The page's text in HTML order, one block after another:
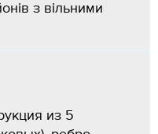
з вільними
из 5